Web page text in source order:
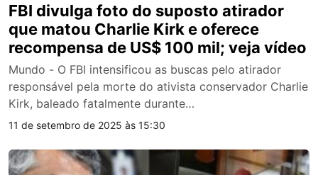
FBI divulga foto do suposto atirador
que matou Charlie Kirk e oferece
recompensa de US$ 100 mil; veja vídeo
Mundo - O FBI intensificou as buscas pelo atirador
responsável pela morte do ativista conservador Charlie
Kirk, baleado fatalmente durante…
11 de setembro de 2025 às 15:30